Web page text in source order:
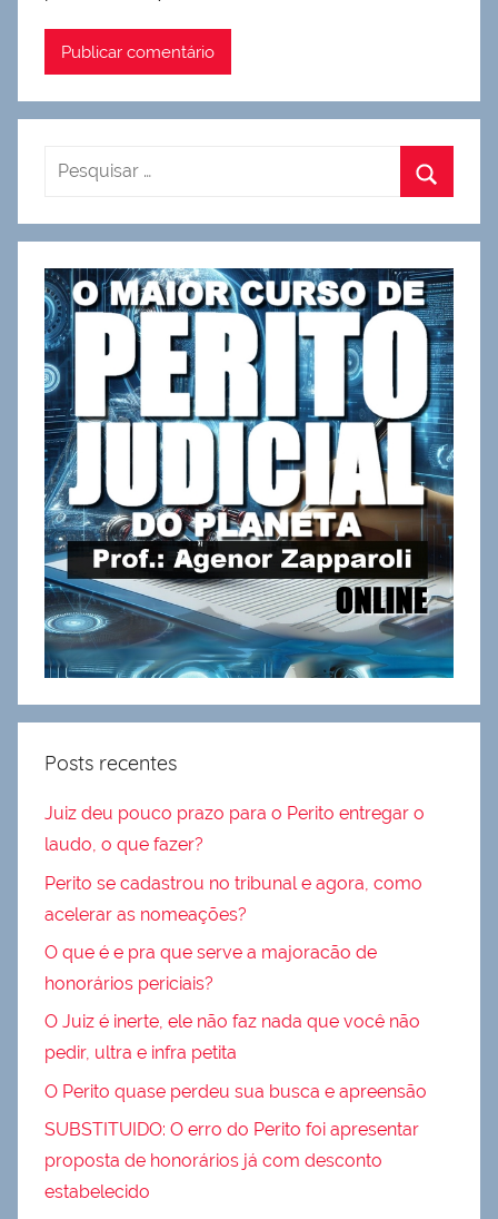
Posts recentes
Juiz deu pouco prazo para o Perito entregar o
laudo, o que fazer?
Perito se cadastrou no tribunal e agora, como
acelerar as nomeações?
O que é e pra que serve a majoracão de
honorários periciais?
O Juiz é inerte, ele não faz nada que você não
pedir, ultra e infra petita
O Perito quase perdeu sua busca e apreensão
SUBSTITUIDO: O erro do Perito foi apresentar
proposta de honorários já com desconto
estabelecido